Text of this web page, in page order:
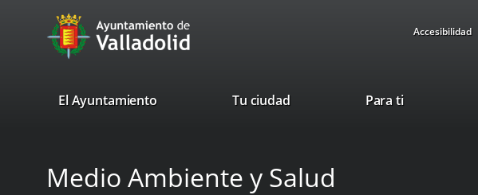
Portal
Web
Ayuntamiento
Valladolid
Accesibilidad
valladolid.es
El Ayuntamiento Tu ciudad Para ti
Medio Ambiente y Salud